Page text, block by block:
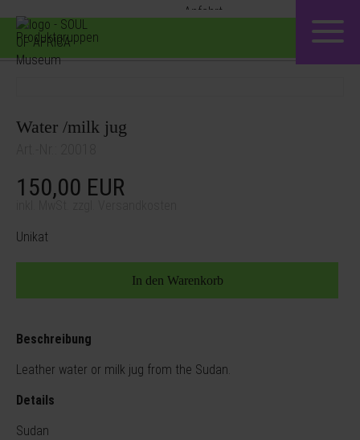
Produktgruppen
Water /milk jug
150,00 EUR
Unikat
Beschreibung
Leather water or milk jug from the Sudan.
Details
Sudan